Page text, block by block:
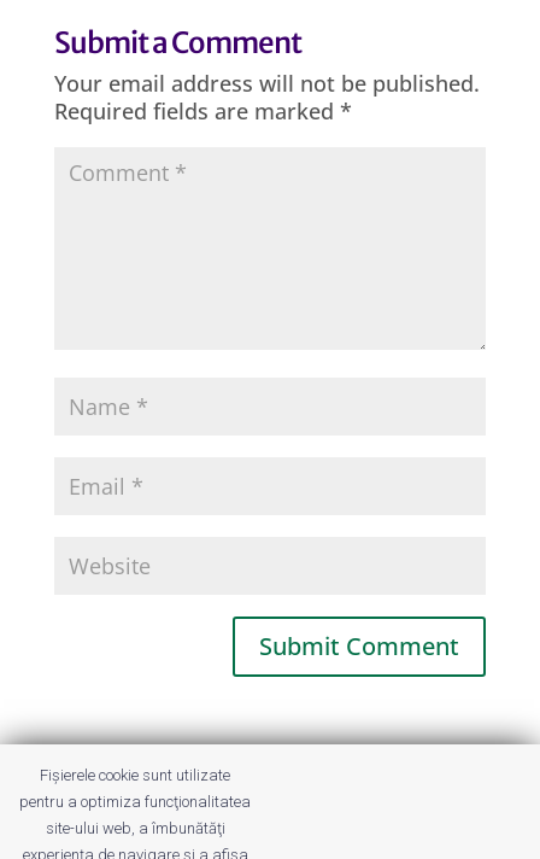
Submit a Comment
Your email address will not be published.
Required fields are marked *
This site uses Akismet to reduce spam.
Learn how your comment data is
processed.
Fișierele cookie sunt utilizate
pentru a optimiza funcţionalitatea
site-ului web, a îmbunătăţi
experienţa de navigare şi a afişa